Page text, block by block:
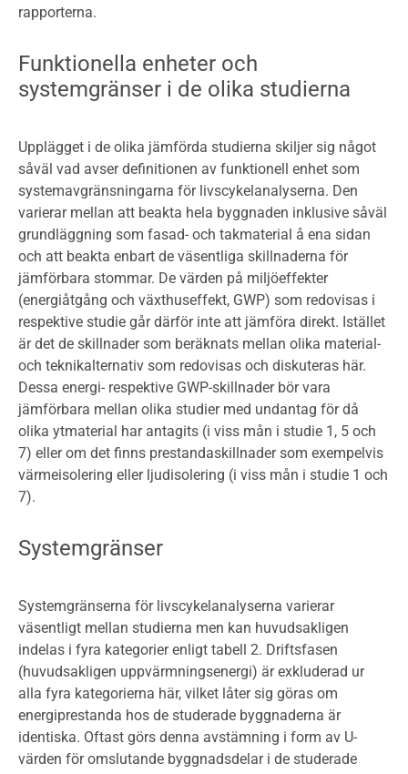
rapporterna.
Funktionella enheter och
systemgränser i de olika studierna
Upplägget i de olika jämförda studierna skiljer sig något
såväl vad avser definitionen av funktionell enhet som
systemavgränsningarna för livscykelanalyserna. Den
varierar mellan att beakta hela byggnaden inklusive såväl
grundläggning som fasad- och takmaterial å ena sidan
och att beakta enbart de väsentliga skillnaderna för
jämförbara stommar. De värden på miljöeffekter
(energiåtgång och växthuseffekt, GWP) som redovisas i
respektive studie går därför inte att jämföra direkt. Istället
är det de skillnader som beräknats mellan olika material-
och teknikalternativ som redovisas och diskuteras här.
Dessa energi- respektive GWP-skillnader bör vara
jämförbara mellan olika studier med undantag för då
olika ytmaterial har antagits (i viss mån i studie 1, 5 och
7) eller om det finns prestandaskillnader som exempelvis
värmeisolering eller ljudisolering (i viss mån i studie 1 och
7).
Systemgränser
Systemgränserna för livscykelanalyserna varierar
väsentligt mellan studierna men kan huvudsakligen
indelas i fyra kategorier enligt tabell 2. Driftsfasen
(huvudsakligen uppvärmningsenergi) är exkluderad ur
alla fyra kategorierna här, vilket låter sig göras om
energiprestanda hos de studerade byggnaderna är
identiska. Oftast görs denna avstämning i form av U-
värden för omslutande byggnadsdelar i de studerade